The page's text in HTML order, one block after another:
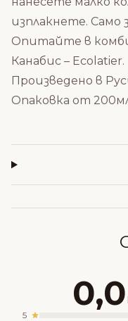
изплакнете. Само
Опитайте в
Канабис – Ecolatier.
Произведено в
Опаковка от
0,0
5